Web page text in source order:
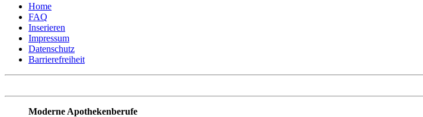
Home
FAQ
Inserieren
Impressum
Datenschutz
Barrierefreiheit
Moderne Apothekenberufe